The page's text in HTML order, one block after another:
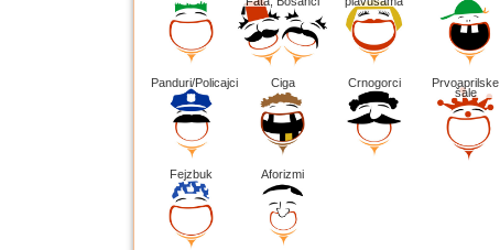
Panduri/Policajci Ciga Crnogorci Prvoaprilske
šale
Fejzbuk Aforizmi